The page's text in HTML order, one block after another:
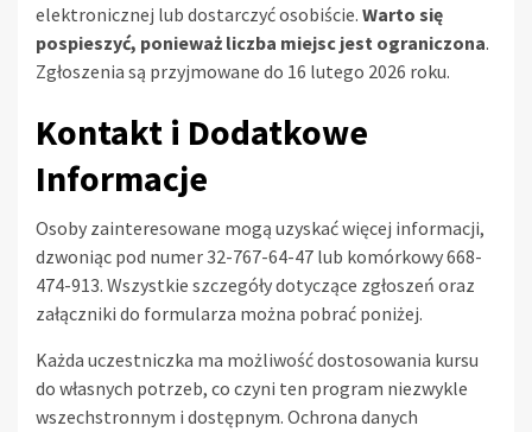
elektronicznej lub dostarczyć osobiście. Warto się
pospieszyć, ponieważ liczba miejsc jest ograniczona.
Zgłoszenia są przyjmowane do 16 lutego 2026 roku.
Kontakt i Dodatkowe
Informacje
Osoby zainteresowane mogą uzyskać więcej informacji,
dzwoniąc pod numer 32-767-64-47 lub komórkowy 668-
474-913. Wszystkie szczegóły dotyczące zgłoszeń oraz
załączniki do formularza można pobrać poniżej.
Każda uczestniczka ma możliwość dostosowania kursu
do własnych potrzeb, co czyni ten program niezwykle
wszechstronnym i dostępnym. Ochrona danych